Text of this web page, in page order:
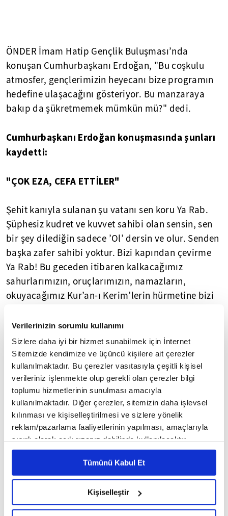
Verilerinizin sorumlu kullanımı
Sizlere daha iyi bir hizmet sunabilmek için İnternet
Sitemizde kendimize ve üçüncü kişilere ait çerezler
kullanılmaktadır. Bu çerezler vasıtasıyla çeşitli kişisel
verileriniz işlenmekte olup gerekli olan çerezler bilgi
toplumu hizmetlerinin sunulması amacıyla
kullanılmaktadır. Diğer çerezler, sitemizin daha işlevsel
kılınması ve kişiselleştirilmesi ve sizlere yönelik
reklam/pazarlama faaliyetlerinin yapılması, amaçlarıyla
sınırlı olarak açık rızanız dahilinde kullanılacaktır.
Çerezlere ilişkin tercihlerinizi çerez paneli vasıtasıyla
belirleyebilirsiniz. Çerezlere ilişkin detaylı bilgi için
Ayarlar butonuna tıklayabilir,Çerez Bilgilendirme
Metnimizi ziyaret edebilirsiniz.
hazırlanmış olan İnternet Sitesi Aydınlatma Metnimizi
Tümünü Kabul Et
Kişiselleştir
ÖNDER İmam Hatip Gençlik Buluşması’nda
konuşan Cumhurbaşkanı Erdoğan, "Bu coşkulu
atmosfer, gençlerimizin heyecanı bize programın
hedefine ulaşacağını gösteriyor. Bu manzaraya
bakıp da şükretmemek mümkün mü?" dedi.
Cumhurbaşkanı Erdoğan konuşmasında şunları
kaydetti:
"ÇOK EZA, CEFA ETTİLER"
Şehit kanıyla sulanan şu vatanı sen koru Ya Rab.
Şüphesiz kudret ve kuvvet sahibi olan sensin, sen
bir şey dilediğin sadece ’Ol’ dersin ve olur. Senden
başka zafer sahibi yoktur. Bizi kapından çevirme
Ya Rab! Bu geceden itibaren kalkacağımız
sahurlarımızın, oruçlarımızın, namazların,
okuyacağımız Kur’an-ı Kerim’lerin hürmetine bizi
muhafaza eyle Ya Rab!
Kapatılan İmam Hatip okullarını yeniden açan
merhum Adnan Menderes’e Allah’tan rahmet
diliyorum. Mahmut Celaleddin Ökten hocamızı da
minnetle yad ediyorum. İsimlerini tek tek
sayamadığım herkese şükranlarımı sunuyorum.
Bugünlere kolay gelmedik. Çok eza cefa ettiler.
Sizleri üniversitelerin kapılarından çevirdiler.
Fakat sabrettik. Sabreden kimse zafere ulaşır. Bu
sabrın sonunda hamdolsun... Tüm okullar
kapatılmıştı. Fakat şimdi devran değişti. Artık
isteyen istediği okula gidebiliyor mu? Rekabetçi
olacaksınız. Onun için de gayretiniz önemli.